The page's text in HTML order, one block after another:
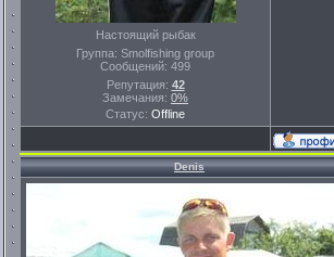
Настоящий рыбак
Группа: Smolfishing group
Сообщений: 499
Репутация: 42
Замечания: 0%
Статус: Offline
Denis